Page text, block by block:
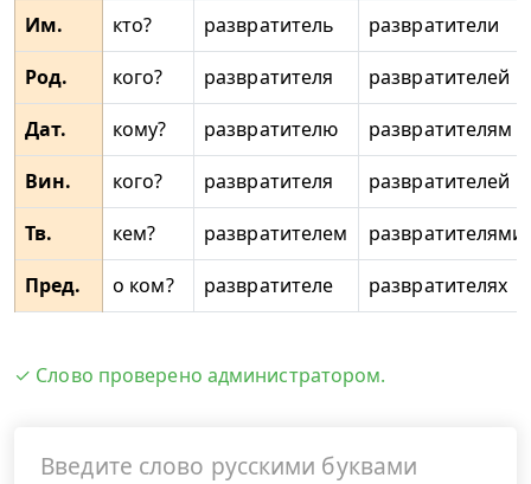
Им.
кто? развратитель
развратители
Род.
кого? развратителя
развратителей
Дат.
кому? развратителю
развратителям
Вин.
кого? развратителя
развратителей
Тв.
кем? развратителем
развратителями
Пред.
о ком? развратителе развратителях
✓ Слово проверено администратором.